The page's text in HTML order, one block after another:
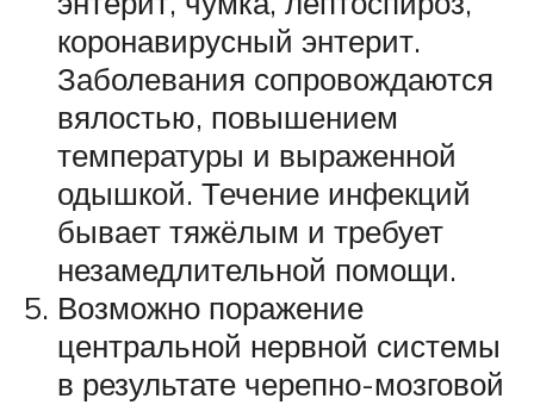
коронавирусный энтерит.
Заболевания сопровождаются
вялостью, повышением
температуры и выраженной
одышкой. Течение инфекций
бывает тяжёлым и требует
незамедлительной помощи.
Возможно поражение
центральной нервной системы
в результате черепно-мозговой